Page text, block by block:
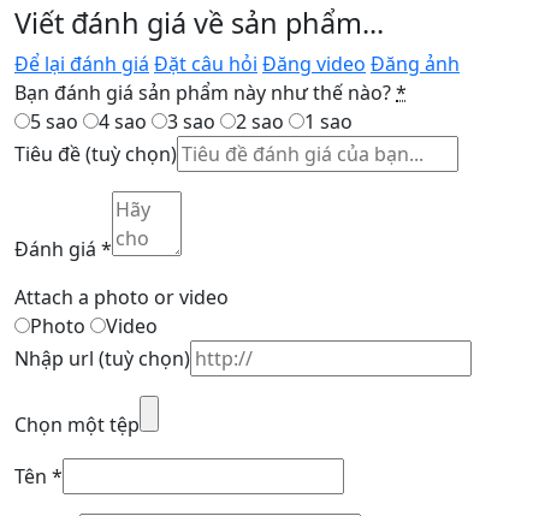
Viết đánh giá về sản phẩm...
Để lại đánh giá Đặt câu hỏi Đăng video Đăng ảnh
Bạn đánh giá sản phẩm này như thế nào?*
5 sao
4 sao 3 sao 2 sao
1 sao
Tiêu đề(tuỳ chọn)
Đánh giá *
Attach a photo or video
Photo
Video
Nhập url (tuỳ chọn)
Chọn một tệp
Tên *